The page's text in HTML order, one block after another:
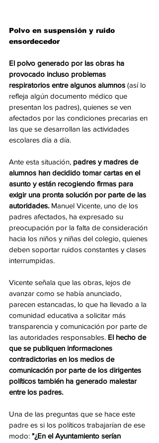
Polvo en suspensión y ruido
ensordecedor
El polvo generado por las obras ha
provocado incluso problemas
respiratorios entre algunos alumnos (así lo
refleja algún documento médico que
presentan los padres), quienes se ven
afectados por las condiciones precarias en
las que se desarrollan las actividades
escolares día a día.
Ante esta situación, padres y madres de
alumnos han decidido tomar cartas en el
asunto y están recogiendo firmas para
exigir una pronta solución por parte de las
autoridades. Manuel Vicente, uno de los
padres afectados, ha expresado su
preocupación por la falta de consideración
hacia los niños y niñas del colegio, quienes
deben soportar ruidos constantes y clases
interrumpidas.
Vicente señala que las obras, lejos de
avanzar como se había anunciado,
parecen estancadas, lo que ha llevado a la
comunidad educativa a solicitar más
transparencia y comunicación por parte de
las autoridades responsables. El hecho de
que se publiquen informaciones
contradictorias en los medios de
comunicación por parte de los dirigentes
políticos también ha generado malestar
entre los padres.
Una de las preguntas que se hace este
padre es si los políticos trabajarían de ese
modo: "¿En el Ayuntamiento serían